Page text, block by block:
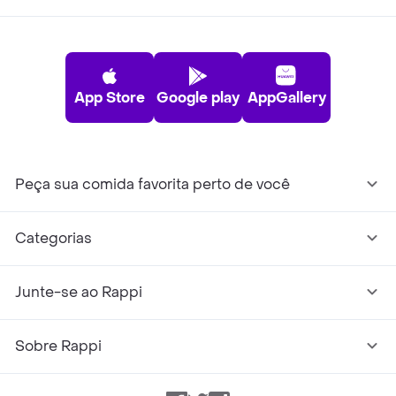
App Store Google play AppGallery
Peça sua comida favorita perto de você
Categorias
Junte-se ao Rappi
Sobre Rappi